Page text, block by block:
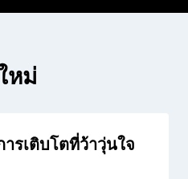
หม่
รเติบโตที่ว้าวุ่นใจ